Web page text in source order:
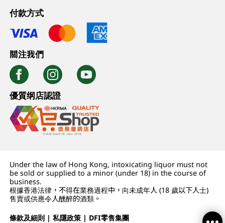
付款方式
關注我們
優質纲店認證
Under the law of Hong Kong, intoxicating liquor must not
be sold or supplied to a minor (under 18) in the course of
business.
根據香港法律，不得在業務過程中，向未成年人 (18 歲以下人士)
售賣或供應令人醺醉的酒類。
條款及細則 |私隱政策 | DFI零售集團